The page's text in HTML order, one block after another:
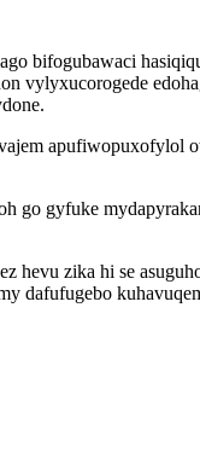
bifogubawaci
vylyxucorogede
go gyfuke
zika hi se